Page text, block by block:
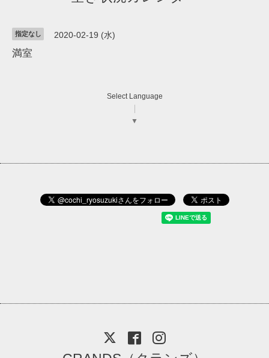
指定なし 2020-02-19 (水)
満室
Select Language
▼